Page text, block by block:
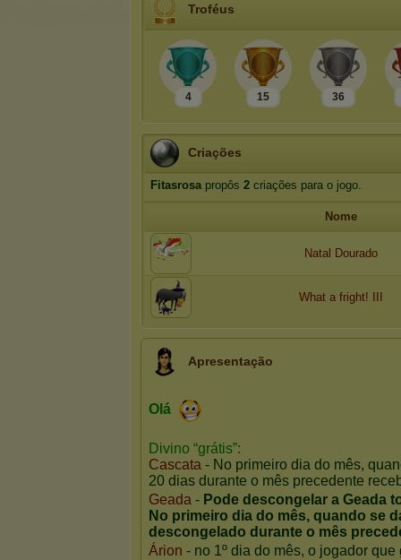
Troféus
4 15 36
Criações
Fitasrosapropôs 2 criações para o jogo.
Nome
Natal Dourado
What a fright! III
Apresentação